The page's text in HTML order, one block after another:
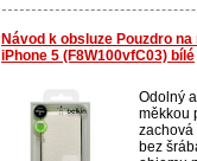
Návod k obsluze Pouzdro
iPhone 5 (F8W100vfC03) bílé
Odolný
měkkou
zachová
bez